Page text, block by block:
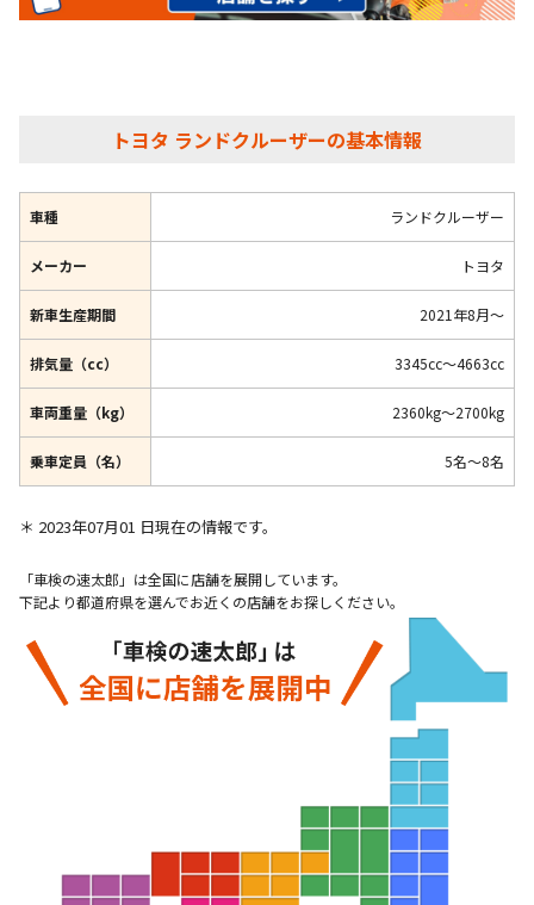
トヨタ ランドクルーザーの基本情報
車種 ランドクルーザー
メーカー トヨタ
新車生産期間 2021年8月～
排気量（cc） 3345cc～4663cc
車両重量（kg） 2360kg～2700kg
乗車定員（名） 5名～8名
＊ 2023年07月01 日現在の情報です。
「車検の速太郎」は全国に店舗を展開しています。
下記より都道府県を選んでお近くの店舗をお探しください。